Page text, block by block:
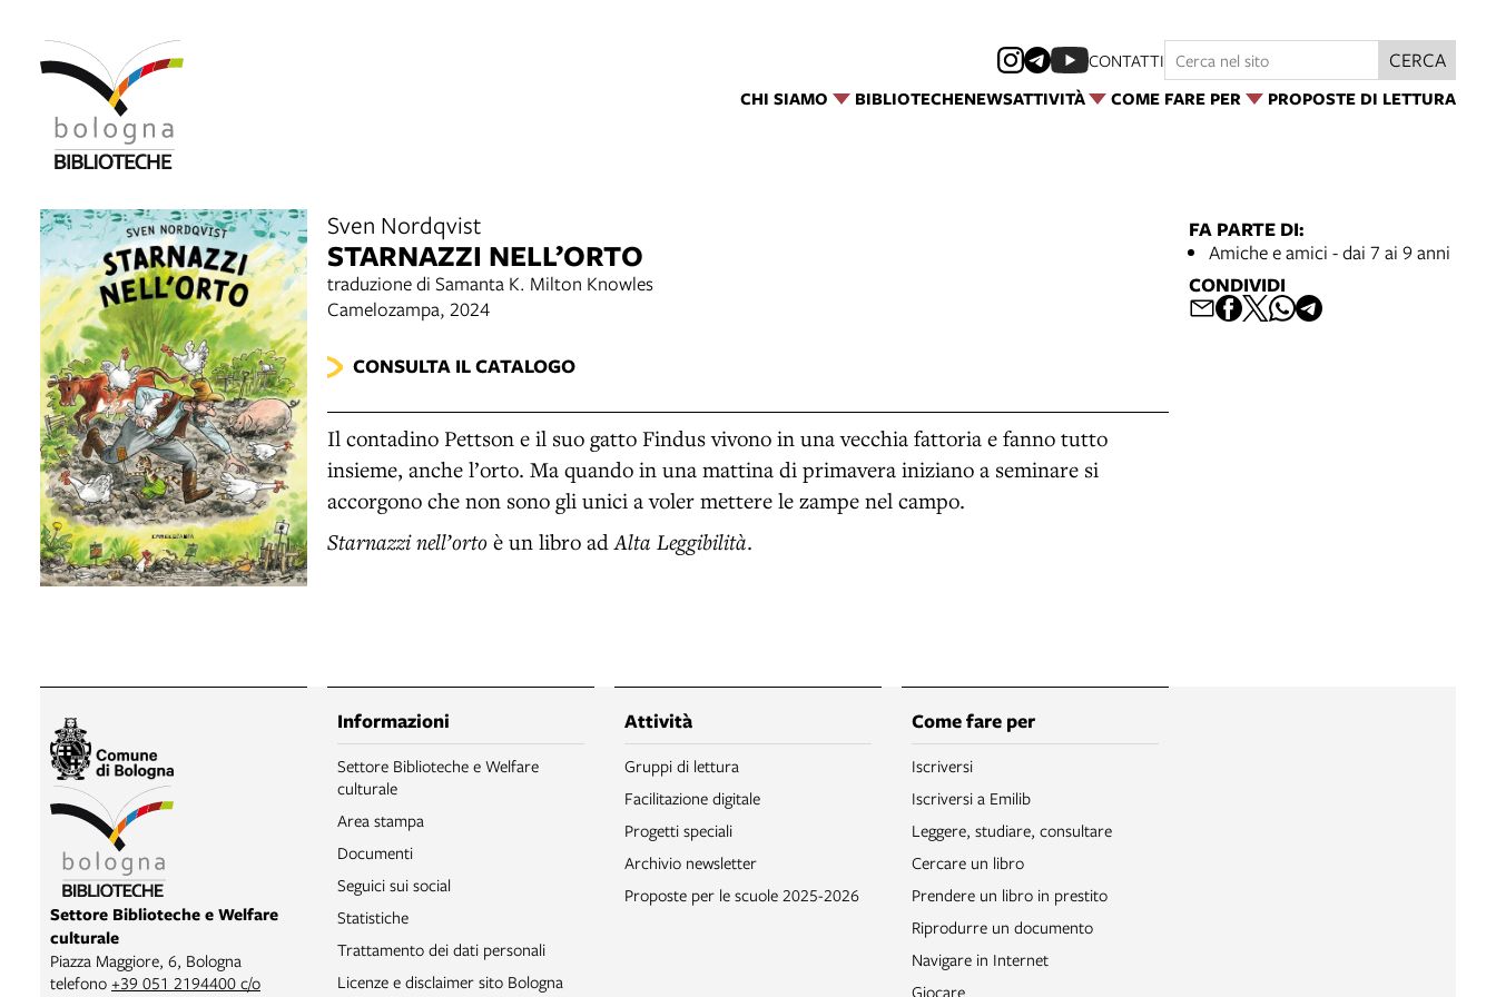
CHI SIAMO BIBLIOTECHENEWSATTIVITÀ COME FARE PER PROPOSTE DI LETTURA
CONTATTI CERCA
Sven Nordqvist
STARNAZZI NELL’ORTO
traduzione di Samanta K. Milton Knowles
Camelozampa, 2024
CONSULTA IL CATALOGO
Il contadino Pettson e il suo gatto Findus vivono in una vecchia fattoria e fanno tutto
insieme, anche l’orto. Ma quando in una mattina di primavera iniziano a seminare si
accorgono che non sono gli unici a voler mettere le zampe nel campo.
Starnazzi nell’orto è un libro ad Alta Leggibilità.
FA PARTE DI:
Amiche e amici - dai 7 ai 9 anni
CONDIVIDI
Settore Biblioteche e Welfare
culturale
Piazza Maggiore, 6, Bologna
telefono +39 051 2194400 c/o
Informazioni
Settore Biblioteche e Welfare
culturale
Area stampa
Documenti
Seguici sui social
Statistiche
Trattamento dei dati personali
Licenze e disclaimer sito Bologna
Attività
Gruppi di lettura
Facilitazione digitale
Progetti speciali
Archivio newsletter
Proposte per le scuole 2025-2026
Come fare per
Iscriversi
Iscriversi a Emilib
Leggere, studiare, consultare
Cercare un libro
Prendere un libro in prestito
Riprodurre un documento
Navigare in Internet
Giocare